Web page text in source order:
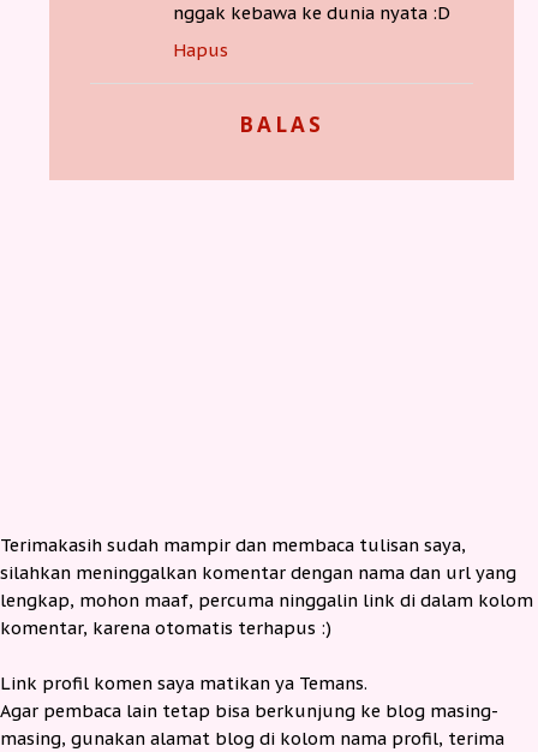
nggak kebawa ke dunia nyata :D
Hapus
BALAS
Terimakasih sudah mampir dan membaca tulisan saya,
silahkan meninggalkan komentar dengan nama dan url yang
lengkap, mohon maaf, percuma ninggalin link di dalam kolom
komentar, karena otomatis terhapus :)
Link profil komen saya matikan ya Temans.
Agar pembaca lain tetap bisa berkunjung ke blog masing-
masing, gunakan alamat blog di kolom nama profil, terima